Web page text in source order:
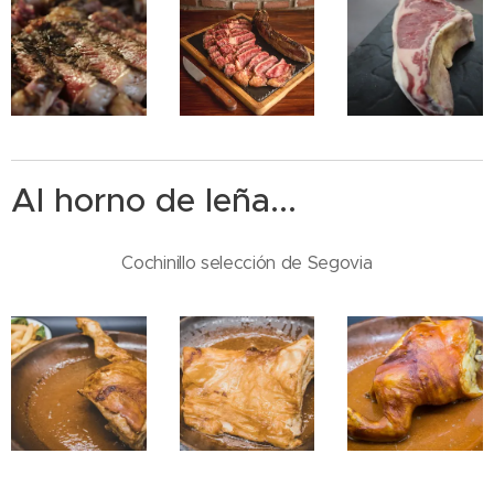
Al horno de leña...
Cochinillo selección de Segovia